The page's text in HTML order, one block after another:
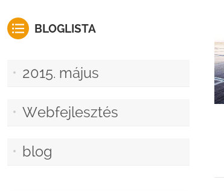
BLOGLISTA
2015. május
Webfejlesztés
blog